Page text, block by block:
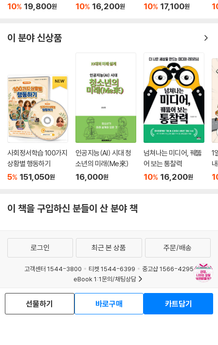
10% 19,800원 10% 16,200원 10% 17,100원
이 분야 신상품
사회정서학습 100가지
상황별 행동하기
5% 151,050원
인공지능(AI) 시대 청
소년의 미래(Me來)
16,000원
넘쳐나는 미디어, 꿰뚫
어 보는 통찰력
10% 16,200원
1
이 책을 구입하신 분들이 산 분야 책
선물하기 바로구매 카트담기
로그인 최근 본 상품 주문/배송
고객센터 1544-3800 티켓 1544-6399
중고샵 1566-4295
eBook 1:1문의/채팅상담
예스이십사(주) 사업자 정보
이용약관
개인정보처리방침
청소년보호정책